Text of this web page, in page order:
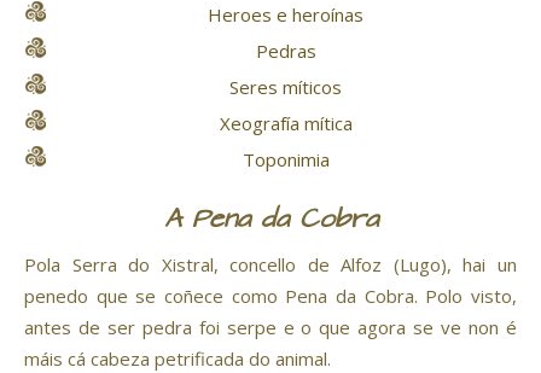
Heroes e heroínas
Pedras
Seres míticos
Xeografía mítica
Toponimia
A Pena da Cobra
Pola Serra do Xistral, concello de Alfoz (Lugo), hai un
penedo que se coñece como Pena da Cobra. Polo visto,
antes de ser pedra foi serpe e o que agora se ve non é
máis cá cabeza petrificada do animal.